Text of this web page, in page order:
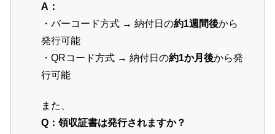
A：
・バーコード方式 → 納付日の約1週間後から
発行可能
・QRコード方式 → 納付日の約1か月後から発
行可能
また、
Q：領収証書は発行されますか？